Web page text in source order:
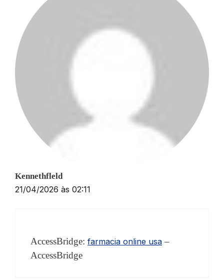
Kennethfleld
21/04/2026 às 02:11
AccessBridge: farmacia online usa –
AccessBridge